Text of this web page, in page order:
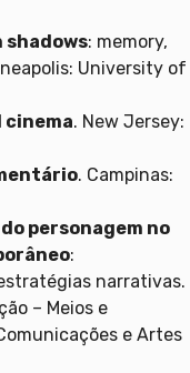
shadows: memory,
University of
. New Jersey:
. Campinas:
personagem no
:
narrativas.
– Meios e
e Artes